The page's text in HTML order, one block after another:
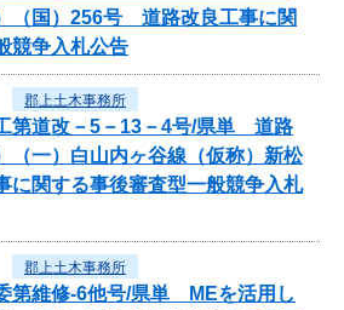
（国）256号 道路改良工事に関
競争入札公告
郡上土木事務所
第道改－5－13－4号/県単 道路
（一）白山内ヶ谷線（仮称）新松
関する事後審査型一般競争入札
郡上土木事務所
第維修‐6他号/県単 MEを活用し